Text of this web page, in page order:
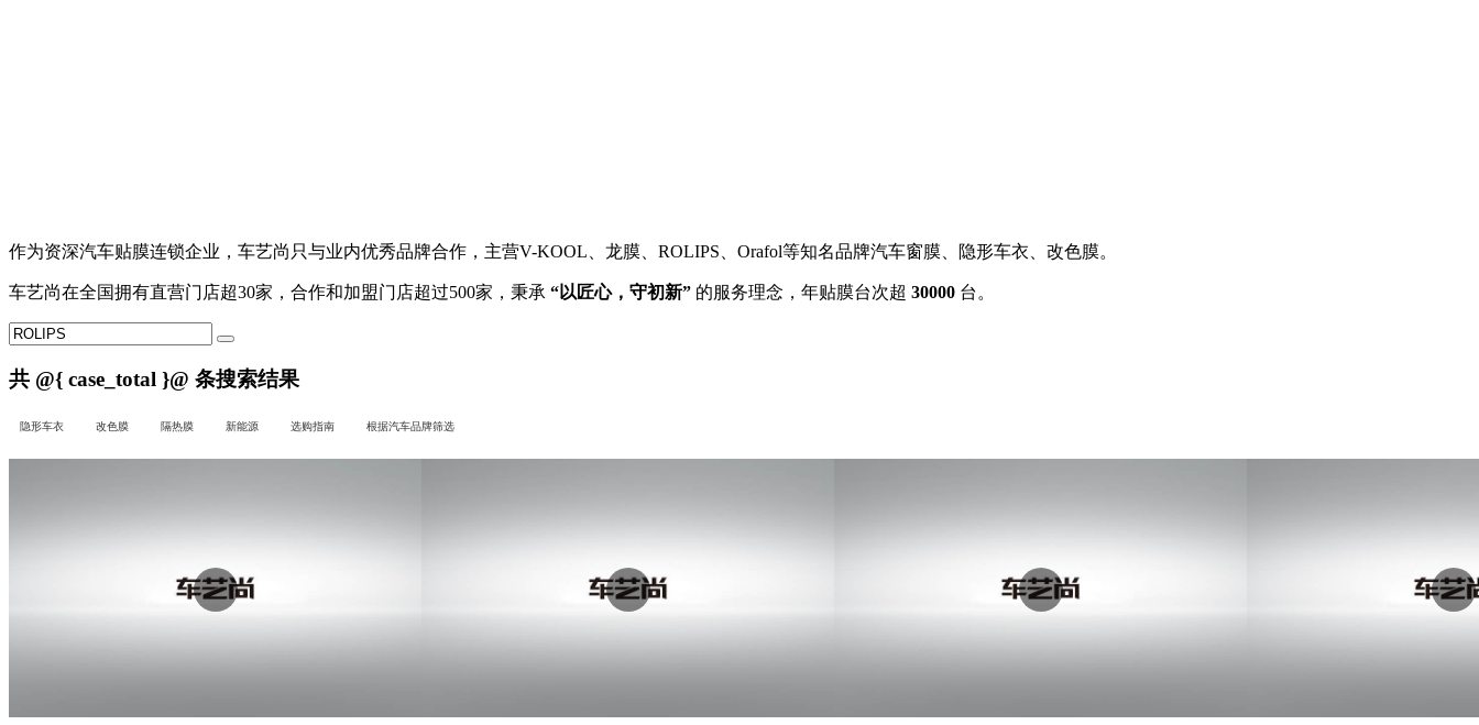
作为资深汽车贴膜连锁企业， 车艺尚 只与业内优秀品牌合作，主营V-KOOL、龙膜、ROLIPS、Orafol等知名品牌汽车窗膜、隐形车衣、改色膜。
车艺尚在全国拥有直营门店超30家，合作和加盟门店超过500家，秉承 “以匠心，守初新” 的服务理念，年贴膜台次超 30000 台。
共 @{ case_total }@ 条搜索结果
隐形车衣 改色膜 隔热膜 新能源 选购指南 根据汽车品牌筛选